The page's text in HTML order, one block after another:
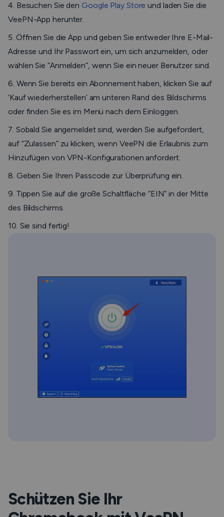
4. Besuchen Sie den Google Play Store und laden Sie die
VeePN-App herunter.
5. Öffnen Sie die App und geben Sie entweder Ihre E-Mail-
Adresse und Ihr Passwort ein, um sich anzumelden, oder
wählen Sie “Anmelden”, wenn Sie ein neuer Benutzer sind.
6. Wenn Sie bereits ein Abonnement haben, klicken Sie auf
‘Kauf wiederherstellen’ am unteren Rand des Bildschirms
oder finden Sie es im Menü nach dem Einloggen.
7. Sobald Sie angemeldet sind, werden Sie aufgefordert,
auf “Zulassen” zu klicken, wenn VeePN die Erlaubnis zum
Hinzufügen von VPN-Konfigurationen anfordert.
8. Geben Sie Ihren Passcode zur Überprüfung ein.
9. Tippen Sie auf die große Schaltfläche “EIN” in der Mitte
des Bildschirms.
10. Sie sind fertig!
Schützen Sie Ihr